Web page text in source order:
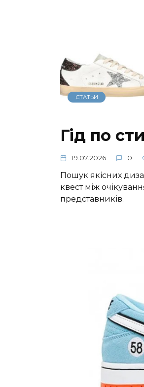
СТАТЬИ
Гід по
19.07.2026 0
Пошук якісних
квест між
представників.